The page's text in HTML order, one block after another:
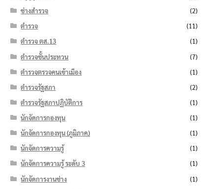
ช่างสำรวจ
(2)
ตำรวจ
(11)
ตำรวจ ตส.13
(1)
ตำรวจชั้นประทวน
(7)
ตำรวจตรวจคนเข้าเมือง
(1)
ตำรวจรัฐสภา
(2)
ตำรวจรัฐสภาปฏิบัติการ
(1)
นักจัดการกองทุน
(1)
นักจัดการกองทุน (ภูมิภาค)
(1)
นักจัดการความรู้
(1)
นักจัดการความรู้ ระดับ 3
(1)
นักจัดการงานช่าง
(1)